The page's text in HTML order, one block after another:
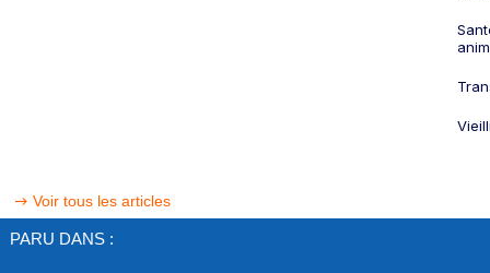
Voir tous les articles
PARU DANS :